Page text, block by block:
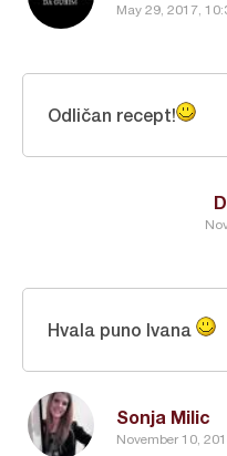
May 29, 2017,
Odličan recept!
Sonja Milic
November 10,
Hvala puno Ivana